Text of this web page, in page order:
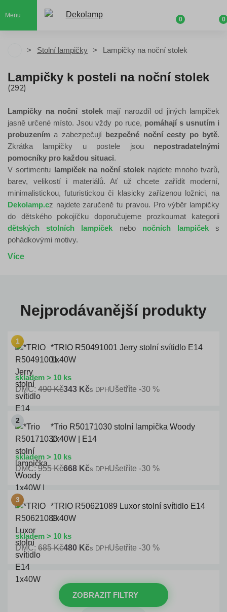
Menu
0 0
Stolní lampičky Lampičky na noční stolek
Lampičky k posteli na noční stolek
(292)
Lampičky na noční stolekmají narozdíl od jiných lampiček
jasně určené místo. Jsou vždy po ruce, pomáhají s usnutím i
probuzením a zabezpečují bezpečné noční cesty po bytě.
Zkrátka lampičky u postele jsou nepostradatelnými
pomocníky pro každou situaci.
V sortimentu lampiček na noční stolek najdete mnoho tvarů,
barev, velikostí i materiálů. Ať už chcete zařídit moderní,
minimalistickou, futuristickou či klasicky zařízenou ložnici, na
Dekolamp.cz najdete zaručeně tu pravou. Pro výběr lampičky
do dětského pokojíčku doporučujeme prozkoumat kategorii
dětských stolních lampiček nebo nočních lampičeks
pohádkovými motivy.
Více
Nejprodávanější produkty
*TRIO R50491001 Jerry stolní svítidlo E14
1x40W
skladem > 10 ks
DMC: 490 Kč343 Kčs DPHUšetříte -30 %
*Trio R50171030 stolní lampička Woody
1x40W | E14
skladem > 10 ks
DMC:955 Kč668 Kčs DPHUšetříte -30 %
*TRIO R50621089 Luxor stolní svítidlo E14
1x40W
skladem > 10 ks
DMC: 685 Kč480 Kčs DPHUšetříte -30 %
ZOBRAZIT FILTRY